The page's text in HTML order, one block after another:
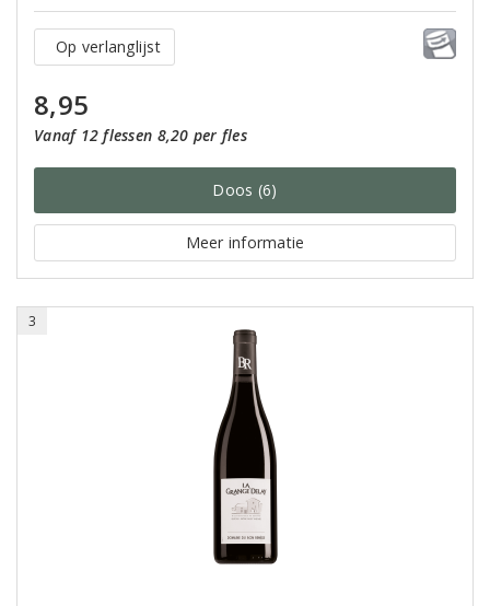
Op verlanglijst
8,95
Vanaf 12 flessen 8,20 per fles
Doos (6)
Meer informatie
3